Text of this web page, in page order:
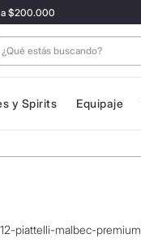
$200.000
estás buscando?
y Spirits Equipaje
piattelli-malbec-premium